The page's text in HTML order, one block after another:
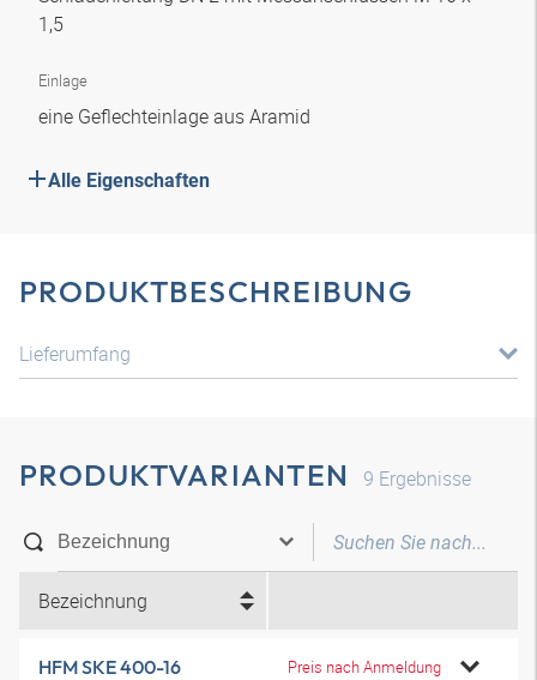
1,5
Einlage
eine Geflechteinlage aus Aramid
Alle Eigenschaften
PRODUKTBESCHREIBUNG
Lieferumfang
PRODUKTVARIANTEN 9 Ergebnisse
Bezeichnung
HFM SKE 400-16 Preis nach Anmeldung